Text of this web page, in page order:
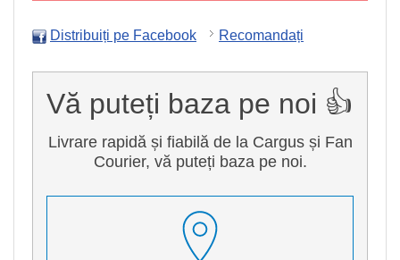
Distribuiți pe Facebook Recomandați
Vă puteți baza pe noi 👍
Livrare rapidă și fiabilă de la Cargus și Fan
Courier, vă puteți baza pe noi.